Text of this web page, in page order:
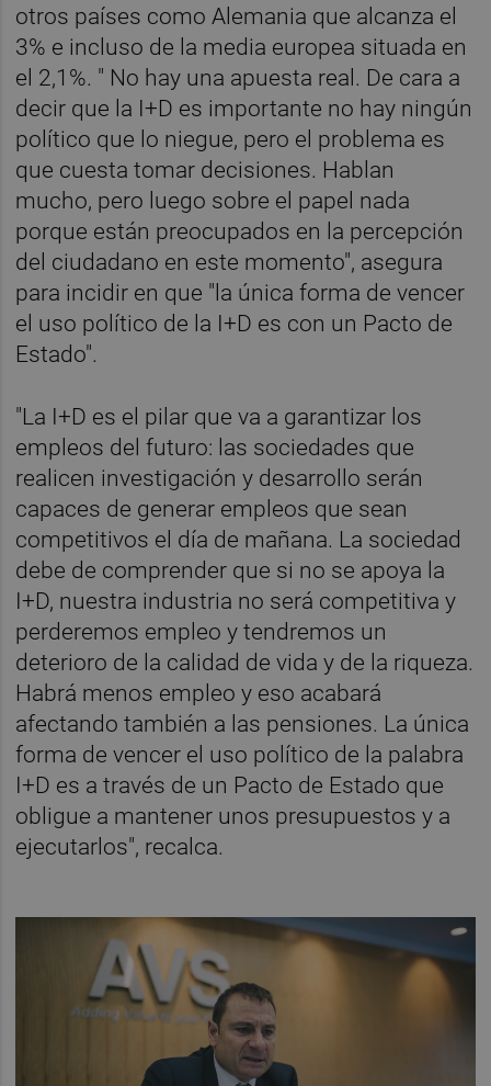
otros países como Alemania que alcanza el
3% e incluso de la media europea situada en
el 2,1%. " No hay una apuesta real. De cara a
decir que la I+D es importante no hay ningún
político que lo niegue, pero el problema es
que cuesta tomar decisiones. Hablan
mucho, pero luego sobre el papel nada
porque están preocupados en la percepción
del ciudadano en este momento", asegura
para incidir en que "la única forma de vencer
el uso político de la I+D es con un Pacto de
Estado".
"La I+D es el pilar que va a garantizar los
empleos del futuro: las sociedades que
realicen investigación y desarrollo serán
capaces de generar empleos que sean
competitivos el día de mañana. La sociedad
debe de comprender que si no se apoya la
I+D, nuestra industria no será competitiva y
perderemos empleo y tendremos un
deterioro de la calidad de vida y de la riqueza.
Habrá menos empleo y eso acabará
afectando también a las pensiones. La única
forma de vencer el uso político de la palabra
I+D es a través de un Pacto de Estado que
obligue a mantener unos presupuestos y a
ejecutarlos", recalca.